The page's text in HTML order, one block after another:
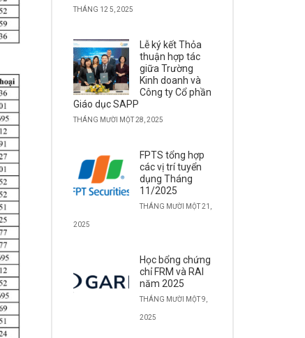
THÁNG 12 5, 2025
Lễ ký kết Thỏa
thuận hợp tác
giữa Trường
Kinh doanh và
Công ty Cổ phần
Giáo dục SAPP
THÁNG MƯỜI MỘT 28, 2025
FPTS tổng hợp
các vị trí tuyển
dụng Tháng
11/2025
THÁNG MƯỜI MỘT 21,
2025
Học bổng chứng
chỉ FRM và RAI
năm 2025
THÁNG MƯỜI MỘT 9,
2025